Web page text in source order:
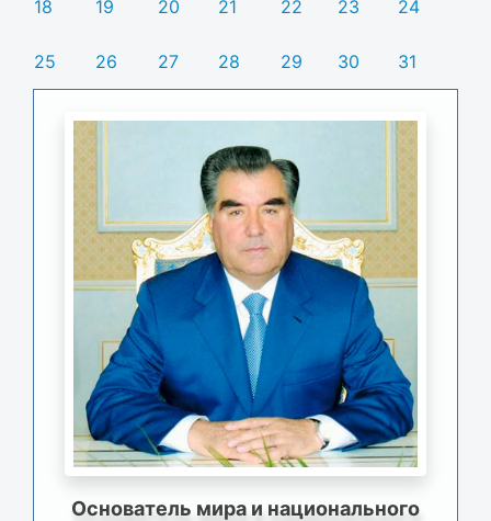
18 19 20 21 22 23 24
25 26 27 28 29 30 31
Основатель мира и национального